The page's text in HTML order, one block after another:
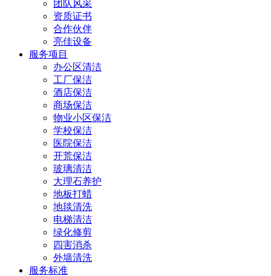
团队风采
资质证书
合作伙伴
亮佳设备
服务项目
办公区清洁
工厂保洁
酒店保洁
商场保洁
物业小区保洁
学校保洁
医院保洁
开荒保洁
玻璃清洁
大理石养护
地板打蜡
地毯清洗
电梯清洁
绿化修剪
四害消杀
外墙清洗
服务标准